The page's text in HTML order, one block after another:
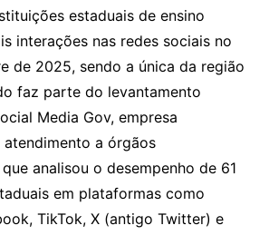
estaduais de ensino
interações nas redes sociais no
de 2025, sendo a única da região
faz parte do levantamento
Media Gov, empresa
a órgãos
analisou o desempenho de 61
em plataformas como
TikTok, X (antigo Twitter) e